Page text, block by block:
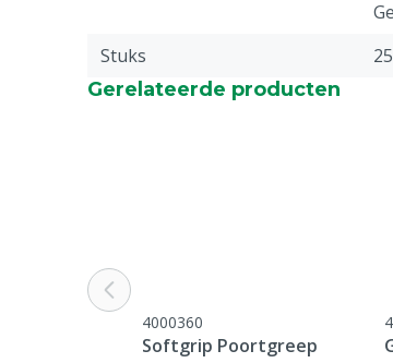
Stuks
25
Gerelateerde producten
4000360
Softgrip Poortgreep